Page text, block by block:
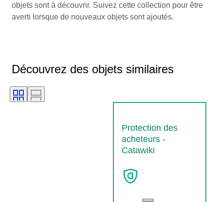
objets sont à découvrir. Suivez cette collection pour être
averti lorsque de nouveaux objets sont ajoutés.
Découvrez des objets similaires
Protection des
acheteurs -
Catawiki